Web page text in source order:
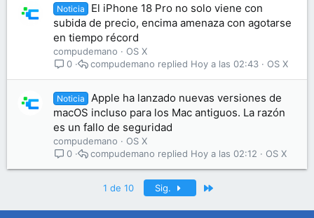
Noticia
El iPhone 18 Pro no solo viene con
subida de precio, encima amenaza con agotarse
en tiempo récord
compudemano
OS X
0
OS X
Hoy a las 02:43
compudemano
Noticia
Apple ha lanzado nuevas versiones de
macOS incluso para los Mac antiguos. La razón
es un fallo de seguridad
compudemano
OS X
0
OS X
Hoy a las 02:12
compudemano
1 de 10 Sig.